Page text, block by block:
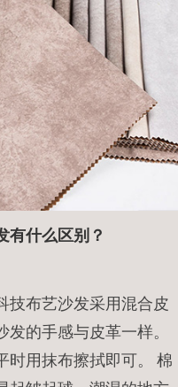
有什么区别？
技布艺沙发采用混合皮
的手感与皮革一样。
时用抹布擦拭即可。 棉